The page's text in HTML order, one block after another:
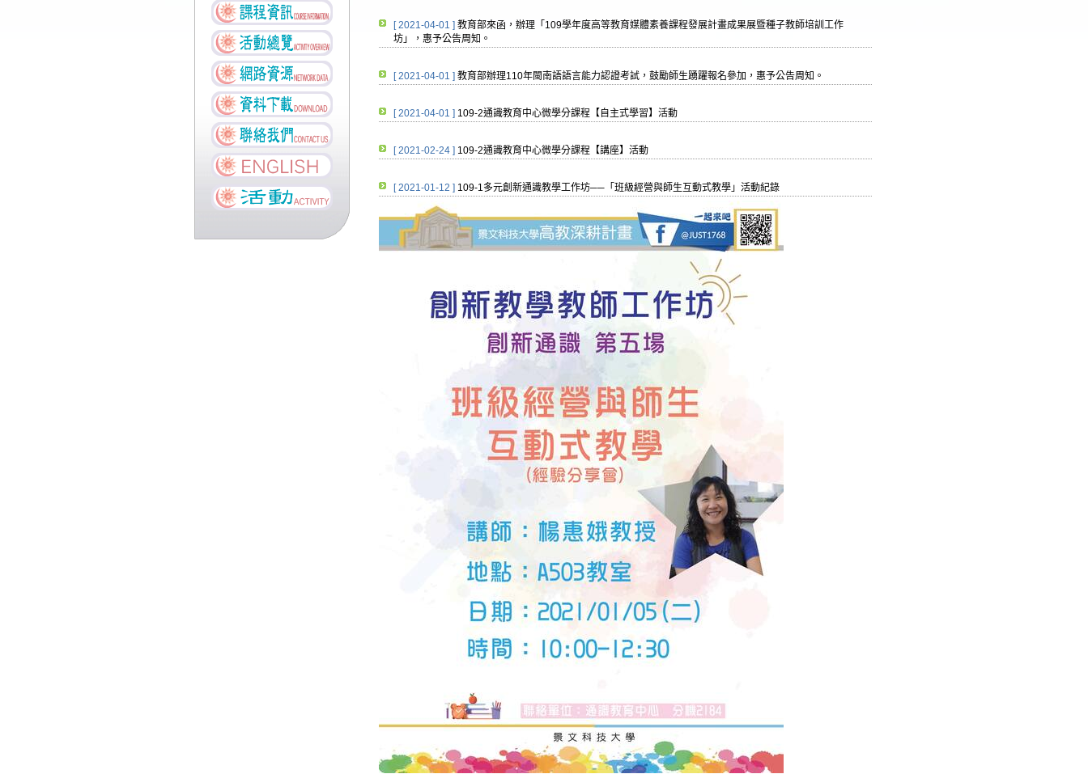
[ 2021-04-01 ] 教育部來函，辦理「109學年度高等教育媒體素養課程發展計畫成果展暨種子教師培訓工作
坊」，惠予公告周知。
[ 2021-04-01 ] 教育部辦理110年閩南語語言能力認證考試，鼓勵師生踴躍報名參加，惠予公告周知。
[ 2021-04-01 ] 109-2通識教育中心微學分課程【自主式學習】活動
[ 2021-02-24 ] 109-2通識教育中心微學分課程【講座】活動
[ 2021-01-12 ] 109-1多元創新通識教學工作坊──「班級經營與師生互動式教學」活動紀錄